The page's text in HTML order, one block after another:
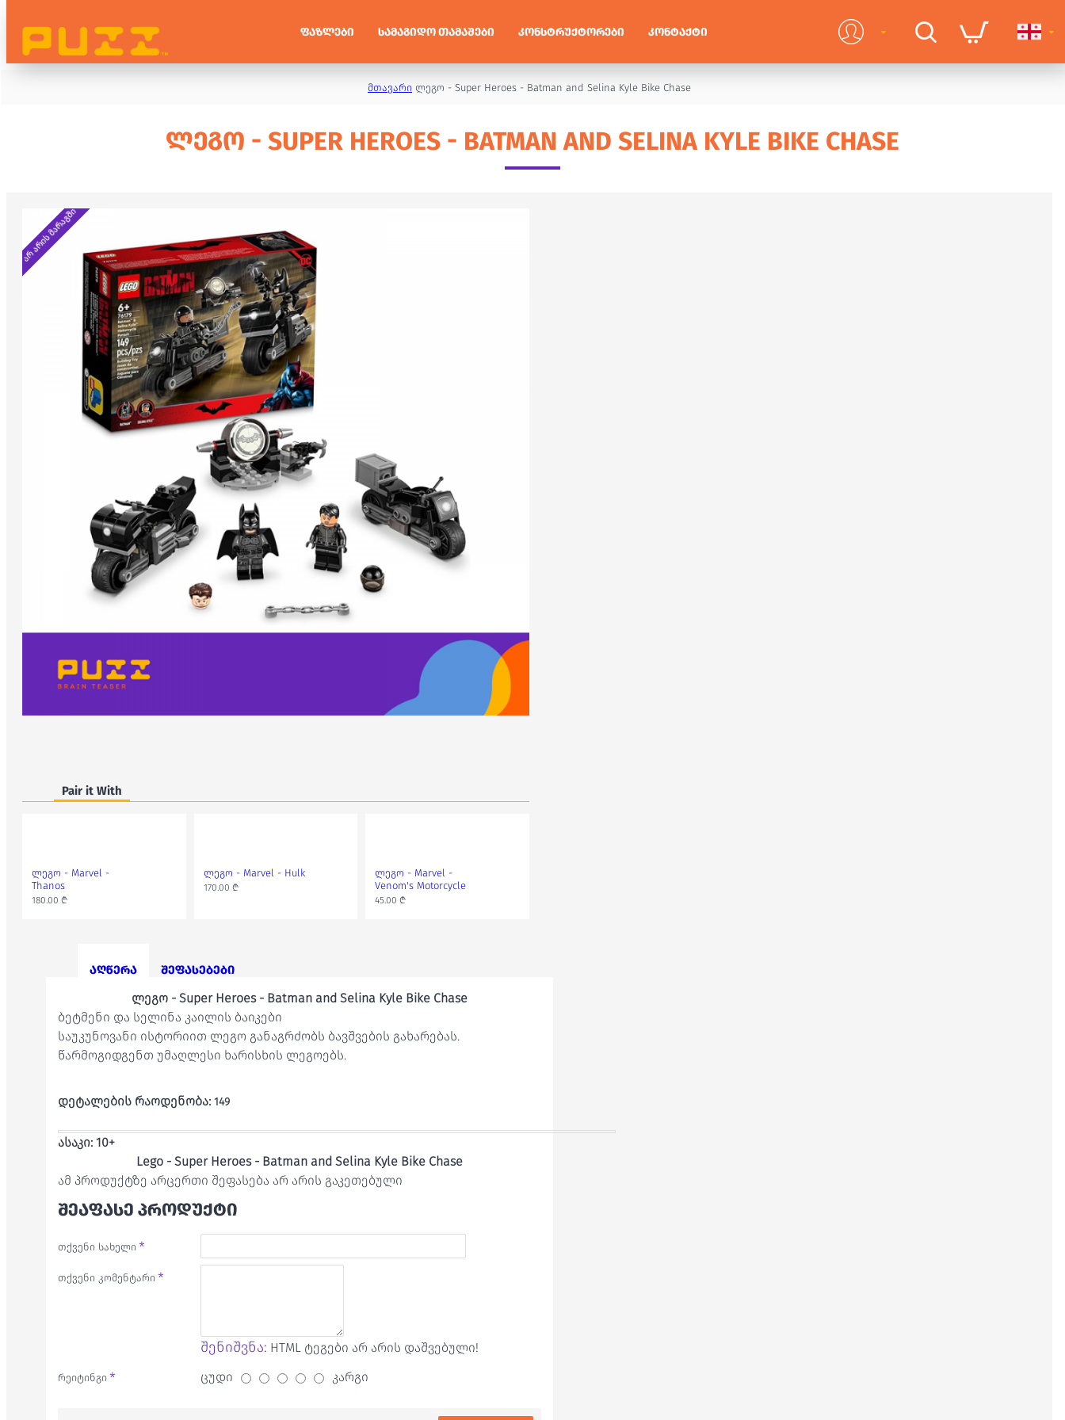
ᲤᲐᲖᲚᲔᲑᲘ ᲡᲐᲛᲐᲒᲘᲓᲝ ᲗᲐᲛᲐᲨᲔᲑᲘ ᲙᲝᲜᲡᲢᲠᲣᲥᲢᲝᲠᲔᲑᲘ ᲙᲝᲜᲢᲐᲥᲢᲘ
მთავარი ლეგო - Super Heroes - Batman and Selina Kyle Bike Chase
ᲚᲔᲒᲝ - SUPER HEROES - BATMAN AND SELINA KYLE BIKE CHASE
არ არის მარაგში
Pair it With
ლეგო - Marvel -
Thanos
180.00 ₾
ლეგო - Marvel - Hulk
170.00 ₾
ლეგო - Marvel -
Venom's Motorcycle
45.00 ₾
აღწერა შეფასებები
ლეგო - Super Heroes - Batman and Selina Kyle Bike Chase
ბეტმენი და სელინა კაილის ბაიკები
საუკუნოვანი ისტორიით ლეგო განაგრძობს ბავშვების გახარებას.
წარმოგიდგენთ უმაღლესი ხარისხის ლეგოებს.
დეტალების რაოდენობა: 149
ასაკი: 10+
Lego - Super Heroes - Batman and Selina Kyle Bike Chase
ამ პროდუქტზე არცერთი შეფასება არ არის გაკეთებული
ᲨᲔᲐᲤᲐᲡᲔ ᲞᲠᲝᲓᲣᲥᲢᲘ
თქვენი სახელი
თქვენი კომენტარი
შენიშვნა: HTML ტეგები არ არის დაშვებული!
რეიტინგი ცუდი კარგი